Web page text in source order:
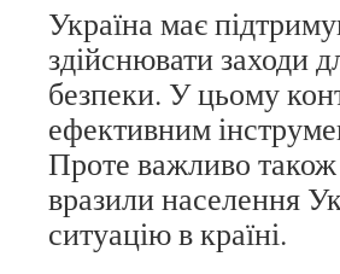
Україна має
здійснювати заходи
безпеки. У цьому
ефективним
Проте важливо також
вразили населення
ситуацію в країні.